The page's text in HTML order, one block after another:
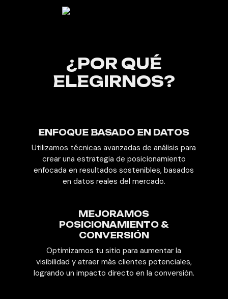
¿POR QUÉ
ELEGIRNOS?
ENFOQUE BASADO EN DATOS
Utilizamos técnicas avanzadas de análisis para
crear una estrategia de posicionamiento
enfocada en resultados sostenibles, basados
en datos reales del mercado.
MEJORAMOS
POSICIONAMIENTO &
CONVERSIÓN
Optimizamos tu sitio para aumentar la
visibilidad y atraer más clientes potenciales,
logrando un impacto directo en la conversión.